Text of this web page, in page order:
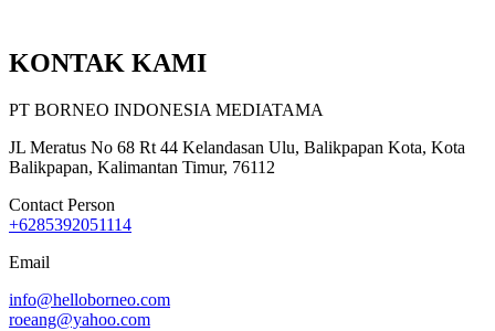
KONTAK KAMI
PT BORNEO INDONESIA MEDIATAMA
JL Meratus No 68 Rt 44 Kelandasan Ulu, Balikpapan Kota, Kota
Balikpapan, Kalimantan Timur, 76112
Contact Person
+6285392051114
Email
info@helloborneo.com
roeang@yahoo.com